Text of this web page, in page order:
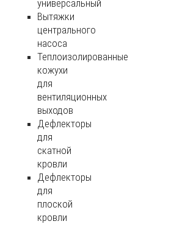
универсальный
Вытяжки
центрального
насоса
Теплоизолированные
кожухи
для
вентиляционных
выходов
Дефлекторы
для
скатной
кровли
Дефлекторы
для
плоской
кровли